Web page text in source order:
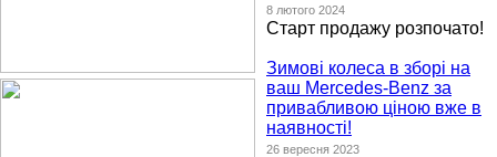
8 лютого 2024
Старт продажу розпочато!
Зимові колеса в зборі на
ваш Mercedes-Benz за
привабливою ціною вже в
наявності!
26 вересня 2023